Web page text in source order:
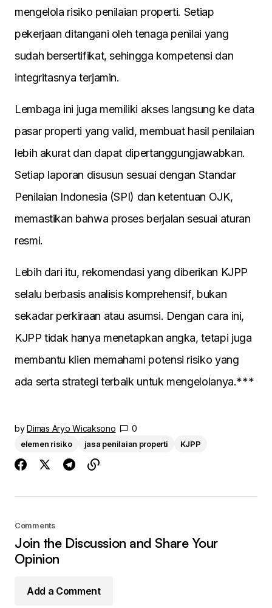
mengelola risiko penilaian properti. Setiap
pekerjaan ditangani oleh tenaga penilai yang
sudah bersertifikat, sehingga kompetensi dan
integritasnya terjamin.
Lembaga ini juga memiliki akses langsung ke data
pasar properti yang valid, membuat hasil penilaian
lebih akurat dan dapat dipertanggungjawabkan.
Setiap laporan disusun sesuai dengan Standar
Penilaian Indonesia (SPI) dan ketentuan OJK,
memastikan bahwa proses berjalan sesuai aturan
resmi.
Lebih dari itu, rekomendasi yang diberikan KJPP
selalu berbasis analisis komprehensif, bukan
sekadar perkiraan atau asumsi. Dengan cara ini,
KJPP tidak hanya menetapkan angka, tetapi juga
membantu klien memahami potensi risiko yang
ada serta strategi terbaik untuk mengelolanya.***
by Dimas Aryo Wicaksono 0
elemen risiko jasa penilaian properti KJPP
Comments
Join the Discussion and Share Your
Opinion
Add a Comment